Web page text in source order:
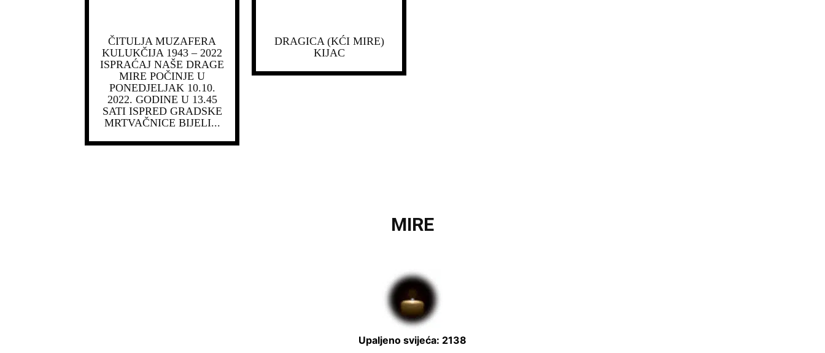
ČITULJA MUZAFERA
KULUKČIJA 1943 – 2022
ISPRAĆAJ NAŠE DRAGE
MIRE POČINJE U
PONEDJELJAK 10.10.
2022. GODINE U 13.45
SATI ISPRED GRADSKE
MRTVAČNICE BIJELI...
DRAGICA (KĆI MIRE)
KIJAC
MIRE
Upaljeno svijeća: 2138